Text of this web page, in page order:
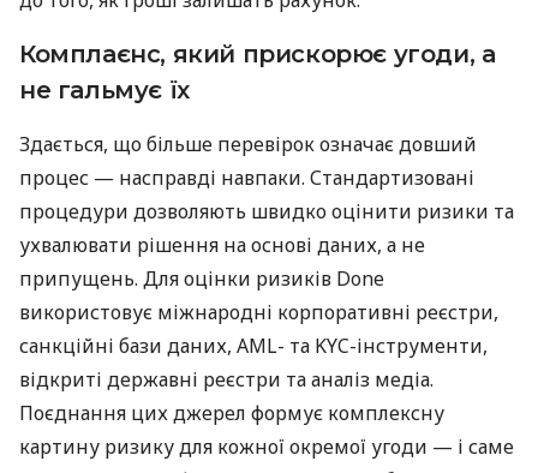
Комплаєнс, який прискорює угоди, а
не гальмує їх
Здається, що більше перевірок означає довший
процес — насправді навпаки. Стандартизовані
процедури дозволяють швидко оцінити ризики та
ухвалювати рішення на основі даних, а не
припущень. Для оцінки ризиків Done
використовує міжнародні корпоративні реєстри,
санкційні бази даних, AML- та KYC-інструменти,
відкриті державні реєстри та аналіз медіа.
Поєднання цих джерел формує комплексну
картину ризику для кожної окремої угоди — і саме